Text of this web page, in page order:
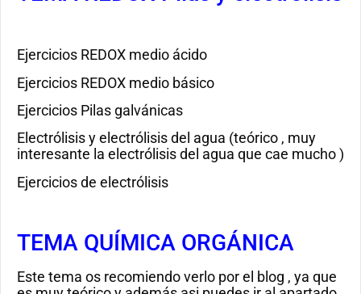
Ejercicios REDOX medio ácido
Ejercicios REDOX medio básico
Ejercicios Pilas galvánicas
Electrólisis y electrólisis del agua (teórico , muy
interesante la electrólisis del agua que cae mucho )
Ejercicios de electrólisis
TEMA QUÍMICA ORGÁNICA
Este tema os recomiendo verlo por el blog , ya que